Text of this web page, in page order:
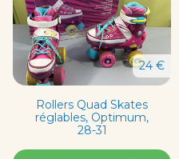
24 €
Rollers Quad Skates
réglables, Optimum,
28-31